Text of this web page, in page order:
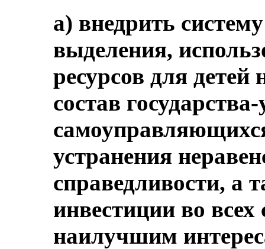
a) внедрить
выделения,
ресурсов для
состав
устранения
справедливости, а
инвестиции во всех
наилучшим